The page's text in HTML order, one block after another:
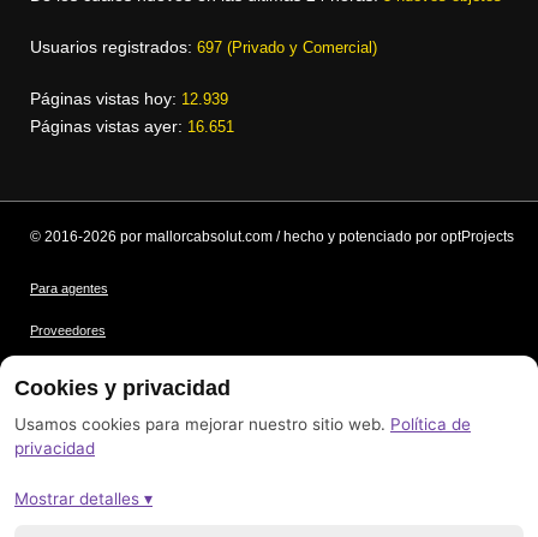
Usuarios registrados: 697 (Privado y Comercial)
Páginas vistas hoy: 12.939
Páginas vistas ayer: 16.651
© 2016-2026 por mallorcabsolut.com / hecho y potenciado por optProjects
Para agentes
Proveedores
Créditos de las imágenes
Pie de imprenta
Cookies y privacidad
Usamos cookies para mejorar nuestro sitio web. Política de
privacidad
Mostrar detalles ▾